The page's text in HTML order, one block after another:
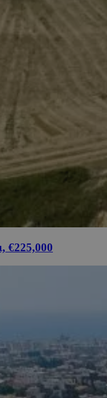
€225,000